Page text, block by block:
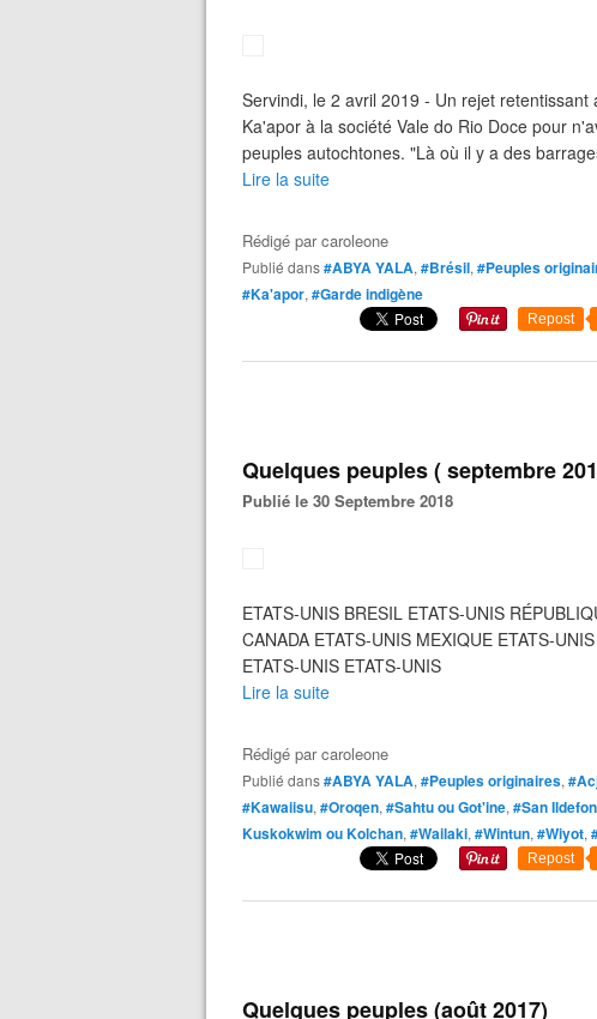
Servindi, le 2 avril 2019 - Un rejet
Ka'apor à la société Vale do Rio Doce pour
peuples autochtones. "Là où il y a des
Lire la suite
Rédigé parcaroleone
Publié dans#ABYA YALA, #Brésil, #Peuples
#Ka'apor, #Garde indigène
Repost
Quelques peuples ( septembre
Publié le 30 Septembre 2018
ETATS-UNIS BRESIL ETATS-UNIS
CANADA ETATS-UNIS MEXIQUE ETATS-
ETATS-UNIS ETATS-UNIS
Lire la suite
Rédigé parcaroleone
Publié dans#ABYA YALA, #Peuples originaires,
#Kawaiisu, #Oroqen, #Sahtu ou Got'ine, #San
Kuskokwim ou Kolchan, #Wailaki, #Wintun, #Wiyot,
Repost
Quelques peuples (août 2017)